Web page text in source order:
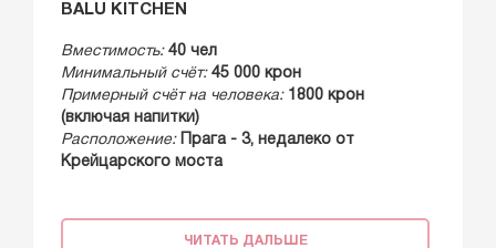
BALU KITCHEN
Вместимость: 40 чел
Минимальный счёт: 45 000 крон
Примерный счёт на человека: 1800 крон
(включая напитки)
Расположение:
Прага - 3, недалеко от
Крейцарского моста
ЧИТАТЬ ДАЛЬШЕ